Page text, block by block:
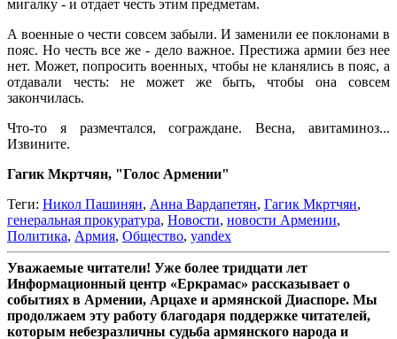
мигалку - и отдает честь этим предметам.
А военные о чести совсем забыли. И заменили ее поклонами в
пояс. Но честь все же - дело важное. Престижа армии без нее
нет. Может, попросить военных, чтобы не кланялись в пояс, а
отдавали честь: не может же быть, чтобы она совсем
закончилась.
Что-то я размечтался, сограждане. Весна, авитаминоз...
Извините.
Гагик Мкртчян, "Голос Армении"
Теги: Никол Пашинян, Анна Вардапетян, Гагик Мкртчян,
генеральная прокуратура, Новости, новости Армении,
Политика, Армия, Общество, yandex
Уважаемые читатели! Уже более тридцати лет
Информационный центр «Еркрамас» рассказывает о
событиях в Армении, Арцахе и армянской Диаспоре. Мы
продолжаем эту работу благодаря поддержке читателей,
которым небезразличны судьба армянского народа и